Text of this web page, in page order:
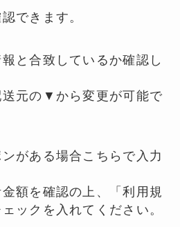
できます。
と合致しているか確認し
元の▼から変更が可能で
がある場合こちらで入力
額を確認の上、「利用規
ックを入れてください。